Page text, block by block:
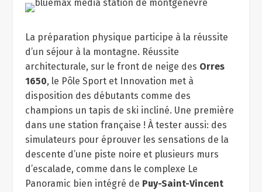
La préparation physique participe à la réussite
d’un séjour à la montagne. Réussite
architecturale, sur le front de neige des Orres
1650, le Pôle Sport et Innovation met à
disposition des débutants comme des
champions un tapis de ski incliné. Une première
dans une station française ! À tester aussi: des
simulateurs pour éprouver les sensations de la
descente d’une piste noire et plusieurs murs
d’escalade, comme dans le complexe Le
Panoramic bien intégré de Puy-Saint-Vincent